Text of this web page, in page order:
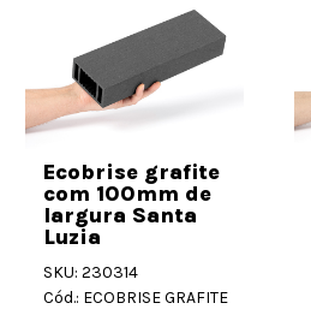
Ecobrise grafite
com 100mm de
largura Santa
Luzia
SKU: 230314
Cód.: ECOBRISE GRAFITE